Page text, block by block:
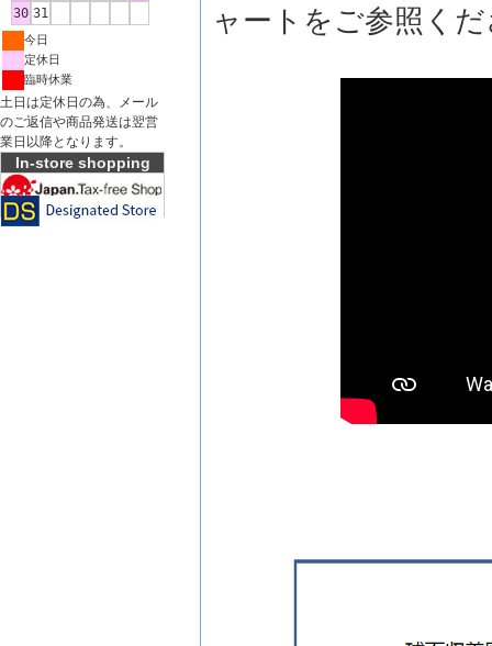
30 31
今日
定休日
臨時休業
土日は定休日の為、メール
のご返信や商品発送は翌営
業日以降となります。
In-store shopping
ャートをご参照く